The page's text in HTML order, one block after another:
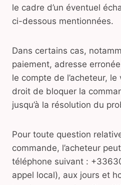
le cadre d’un éventuel
ci-dessous mentionnées.
Dans certains cas,
paiement, adresse
le compte de l’acheteur,
droit de bloquer la
jusqu’à la résolution du
Pour toute question
commande, l’acheteur
téléphone suivant :
appel local), aux jours et